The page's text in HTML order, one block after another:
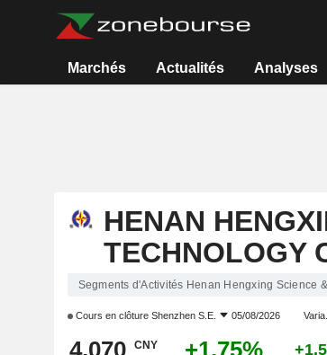
Marchés Actualités Analyses
HENAN
TECHNOLOGY
Segments d'Activités Henan Hengxing Science
Cours en clôture Shenzhen S.E. 05/08/2026
4,070 CNY +1,75%